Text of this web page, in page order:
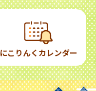
にこりんくカレンダー